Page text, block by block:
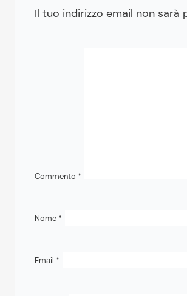
Il tuo indirizzo email non sarà
Commento *
Nome *
Email *